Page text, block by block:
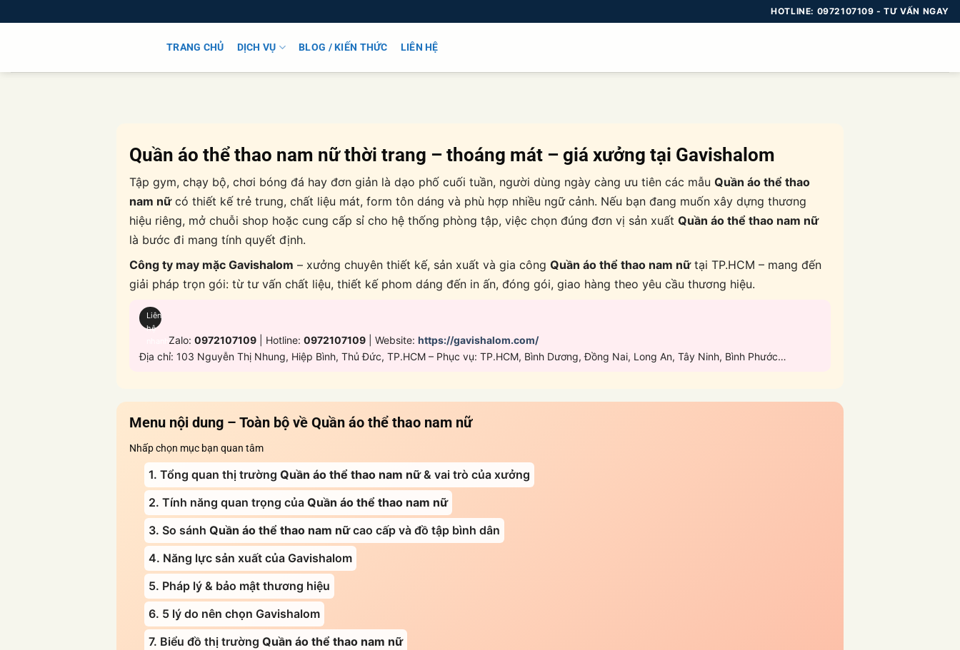
HOTLINE: 0972107109 - TƯ VẤN NGAY
TRANG CHỦ DỊCH VỤ BLOG / KIẾN THỨC LIÊN HỆ
Quần áo thể thao nam nữthời trang – thoáng mát – giá xưởng tại Gavishalom
Tập gym, chạy bộ, chơi bóng đá hay đơn giản là dạo phố cuối tuần, người dùng ngày càng ưu tiên các mẫu Quần áo thể thao
nam nữcó thiết kế trẻ trung, chất liệu mát, form tôn dáng và phù hợp nhiều ngữ cảnh. Nếu bạn đang muốn xây dựng thương
hiệu riêng, mở chuỗi shop hoặc cung cấp sỉ cho hệ thống phòng tập, việc chọn đúng đơn vị sản xuất Quần áo thể thao nam nữ
là bước đi mang tính quyết định.
Công ty may mặc Gavishalom – xưởng chuyên thiết kế, sản xuất và gia công Quần áo thể thao nam nữtại TP.HCM – mang đến
giải pháp trọn gói: từ tư vấn chất liệu, thiết kế phom dáng đến in ấn, đóng gói, giao hàng theo yêu cầu thương hiệu.
Liên
hệ
nhanhZalo: 0972107109| Hotline: 0972107109| Website: https://gavishalom.com/
Địa chỉ: 103 Nguyễn Thị Nhung, Hiệp Bình, Thủ Đức, TP.HCM – Phục vụ: TP.HCM, Bình Dương, Đồng Nai, Long An, Tây Ninh, Bình Phước…
Menu nội dung – Toàn bộ về Quần áo thể thao nam nữ
Nhấp chọn mục bạn quan tâm
1. Tổng quan thị trường Quần áo thể thao nam nữ& vai trò của xưởng
2. Tính năng quan trọng của Quần áo thể thao nam nữ
3. So sánh Quần áo thể thao nam nữcao cấp và đồ tập bình dân
4. Năng lực sản xuất của Gavishalom
5. Pháp lý & bảo mật thương hiệu
6. 5 lý do nên chọn Gavishalom
7. Biểu đồ thị trường Quần áo thể thao nam nữ